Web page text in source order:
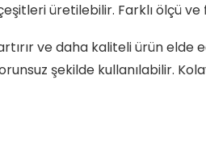
üretilebilir. Farklı ölçü
ve daha kaliteli ürün elde
şekilde kullanılabilir.